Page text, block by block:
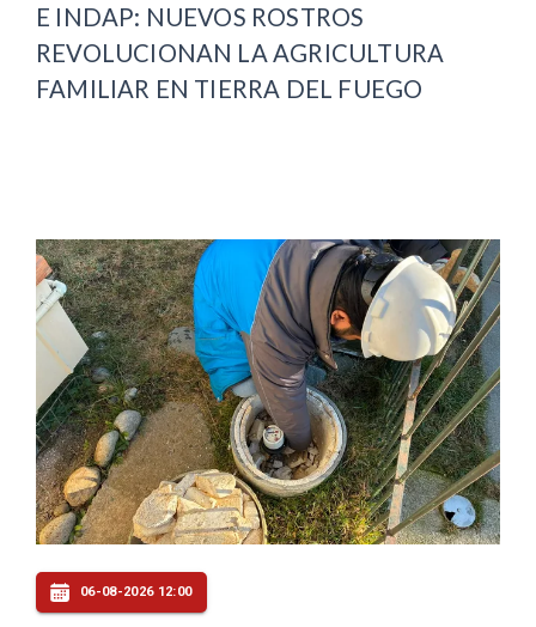
E INDAP: NUEVOS ROSTROS
REVOLUCIONAN LA AGRICULTURA
FAMILIAR EN TIERRA DEL FUEGO
06-08-2026 12:00